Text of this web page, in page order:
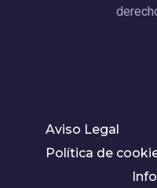
Aviso Legal
Política de